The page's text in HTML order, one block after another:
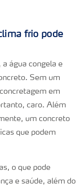
frio pode
água congela e
Sem um
em
caro. Além
um concreto
que podem
o que pode
e saúde, além do